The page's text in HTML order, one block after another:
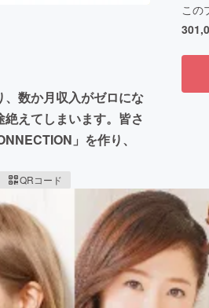
数か月収入がゼロにな
えてしまいます。皆さ
」を作り、
QRコード
この